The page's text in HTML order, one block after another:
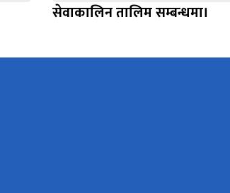
सेवाकालिन तालिम सम्बन्धमा।